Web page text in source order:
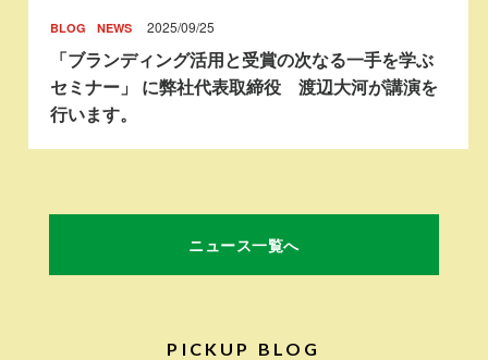
BLOG NEWS 2025/09/25
「ブランディング活用と受賞の次なる一手を学ぶ
セミナー」 に弊社代表取締役 渡辺大河が講演を
行います。
ニュース一覧へ
PICKUP BLOG